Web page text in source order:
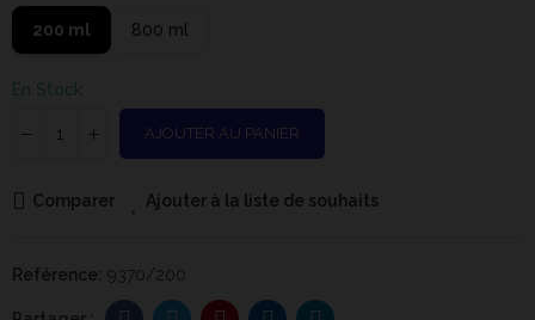
200 ml 800 ml
En Stock
AJOUTER AU PANIER
Comparer Ajouter à la liste de souhaits
Reférence: 9370/200